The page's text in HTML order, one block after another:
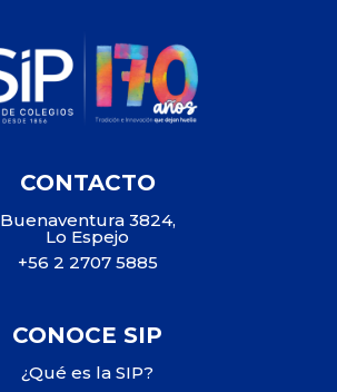
CONTACTO
Buenaventura 3824,
Lo Espejo
+56 2 2707 5885
CONOCE SIP
¿Qué es la SIP?